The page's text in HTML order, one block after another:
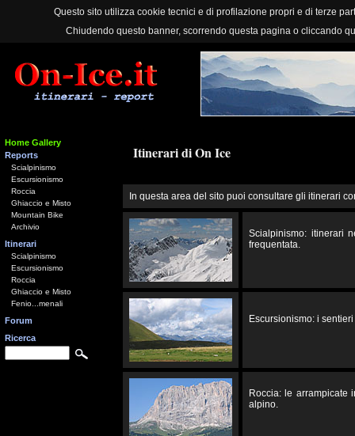
Questo sito utilizza cookie tecnici e di profilazione propri e di terze
Chiudendo questo banner, scorrendo questa pagina o cliccando
Home Gallery
Reports
Scialpinismo
Escursionismo
Roccia
Ghiaccio e Misto
Mountain Bike
Archivio
Itinerari
Scialpinismo
Escursionismo
Roccia
Ghiaccio e Misto
Fenio...menali
Forum
Ricerca
Itinerari di On Ice
In questa area del sito puoi consultare gli itinerari
Scialpinismo: itinerari
frequentata.
Escursionismo: i
Roccia: le arrampicate
alpino.